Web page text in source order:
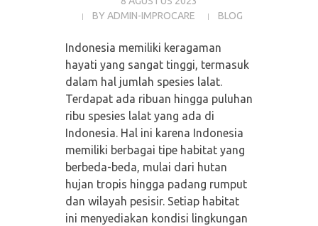
BY ADMIN-IMPROCARE BLOG
Indonesia memiliki keragaman
hayati yang sangat tinggi, termasuk
dalam hal jumlah spesies lalat.
Terdapat ada ribuan hingga puluhan
ribu spesies lalat yang ada di
Indonesia. Hal ini karena Indonesia
memiliki berbagai tipe habitat yang
berbeda-beda, mulai dari hutan
hujan tropis hingga padang rumput
dan wilayah pesisir. Setiap habitat
ini menyediakan kondisi lingkungan